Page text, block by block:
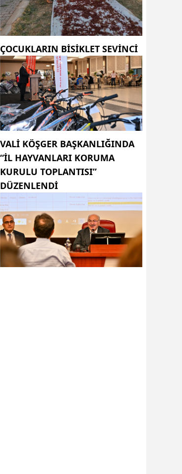
ÇOCUKLARIN BISIKLET SEVINCI
VALI KÖŞGER BAŞKANLIĞINDA
“İL HAYVANLARI KORUMA
KURULU TOPLANTISI”
DÜZENLENDI